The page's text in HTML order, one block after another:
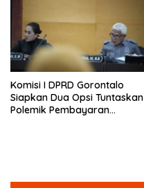
Komisi I DPRD Gorontalo
Siapkan Dua Opsi Tuntaskan
Polemik Pembayaran